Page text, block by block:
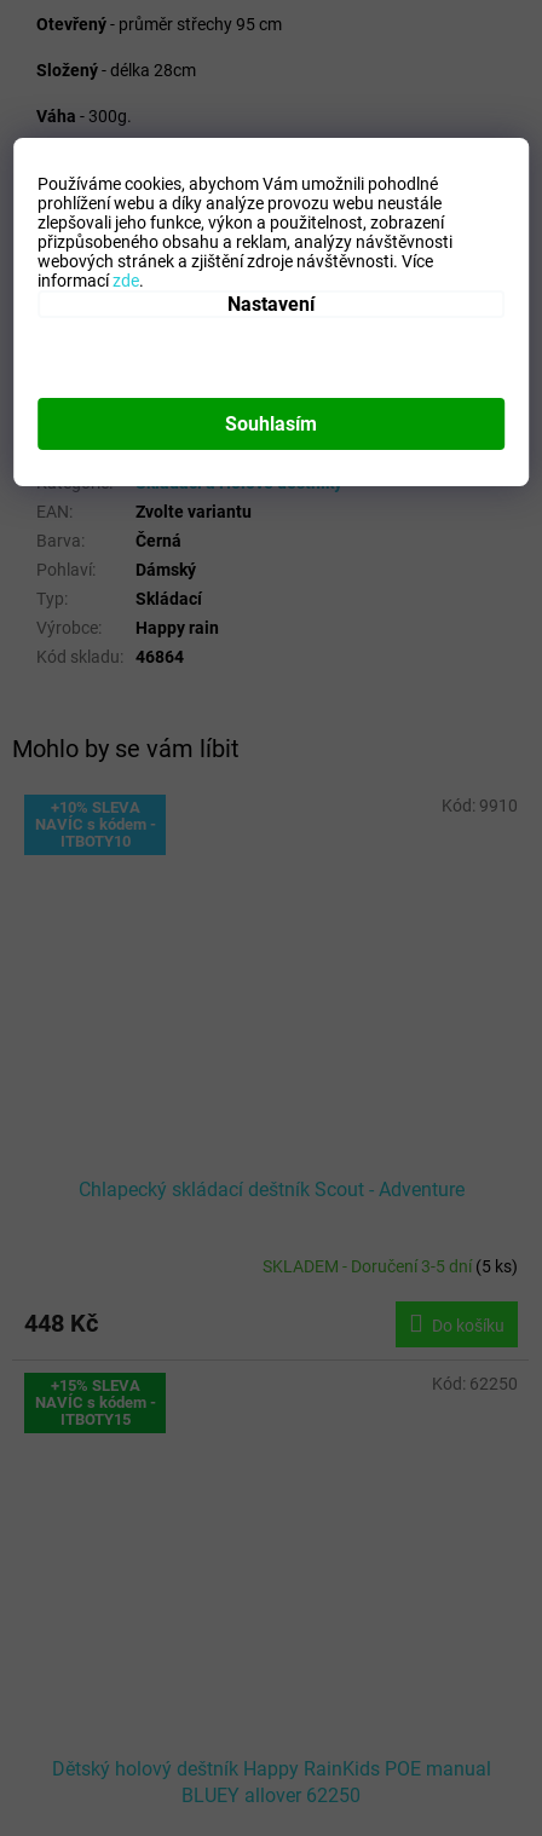
Používáme cookies, abychom Vám umožnili pohodlné
prohlížení webu a díky analýze provozu webu neustále
zlepšovali jeho funkce, výkon a použitelnost,zobrazení
přizpůsobeného obsahu a reklam, analýzy návštěvnosti
webových stránek a zjištění zdroje návštěvnosti.Více
informacízde.
Nastavení
Souhlasím
Mohlo by se vám líbit
+10% SLEVA
NAVÍC s kódem -
ITBOTY10
Chlapecký skládací deštník Scout - Adventure
SKLADEM - Doručení 3-5 dní(5 ks)
448 Kč Do košíku
Kód: 9910
+15% SLEVA
NAVÍC s kódem -
ITBOTY15
Dětský holový deštník Happy RainKids POE manual
BLUEY allover 62250
Kód: 62250
Otevřený- průměr střechy 95 cm
Složený- délka 28cm
Váha - 300g.
Pružnice měří 54 cm.
Černá plastová rukojeť.
polyester
Doplňkové parametry
Kategorie:
Skládací a Holové deštníky
EAN:
Zvolte variantu
Barva:
Černá
Pohlaví:
Dámský
Typ:
Skládací
Výrobce:
Happy rain
Kód skladu: 46864